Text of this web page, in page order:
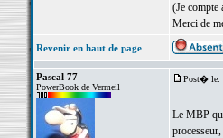
(Je compte
Merci de
Revenir en haut de page
Pascal 77
PowerBook de Vermeil
Post� le:
Le MBP